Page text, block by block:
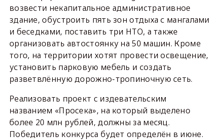
возвести некапитальное административное
здание, обустроить пять зон отдыха с мангалами
и беседками, поставить три НТО, а также
организовать автостоянку на 50 машин. Кроме
того, на территории хотят провести освещение,
установить парковую мебель и создать
разветвлённую дорожно-тропиночную сеть.
Реализовать проект с издевательским
названием «Просека», на который выделено
более 20 млн рублей, должны за месяц.
Победитель конкурса будет определён в июне.